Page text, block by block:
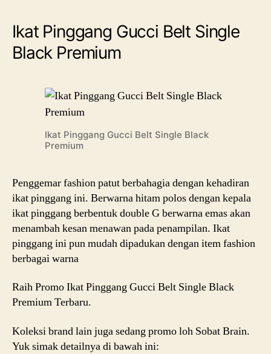
Ikat Pinggang Gucci Belt Single
Black Premium
Ikat Pinggang Gucci Belt Single Black
Premium
Penggemar fashion patut berbahagia dengan kehadiran
ikat pinggang ini. Berwarna hitam polos dengan kepala
ikat pinggang berbentuk double G berwarna emas akan
menambah kesan menawan pada penampilan. Ikat
pinggang ini pun mudah dipadukan dengan item fashion
berbagai warna
Raih Promo Ikat Pinggang Gucci Belt Single Black
Premium Terbaru.
Koleksi brand lain juga sedang promo loh Sobat Brain.
Yuk simak detailnya di bawah ini: